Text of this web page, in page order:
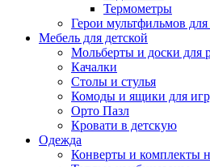
Термометры
Герои мультфильмов
Мебель для детской
Мольберты и доски для
Качалки
Столы и стулья
Комоды и ящики для
Орто Пазл
Кровати в детскую
Одежда
Конверты и комплекты